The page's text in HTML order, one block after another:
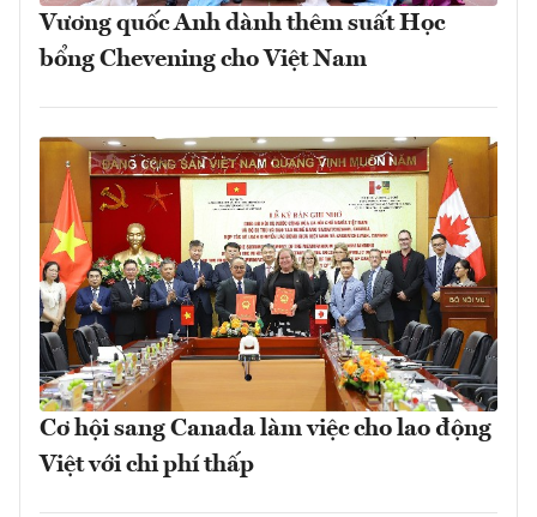
Vương quốc Anh dành thêm suất Học
bổng Chevening cho Việt Nam
Cơ hội sang Canada làm việc cho lao động
Việt với chi phí thấp